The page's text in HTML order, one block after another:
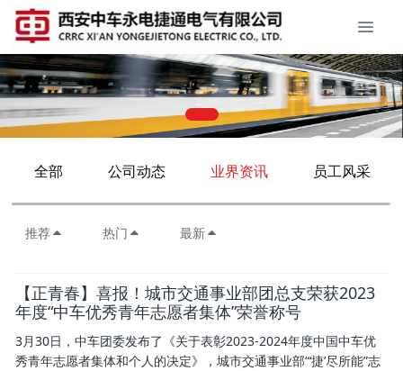
全部 公司动态 业界资讯 员工风采
推荐 热门 最新
【正青春】喜报！城市交通事业部团总支荣获2023
年度“中车优秀青年志愿者集体”荣誉称号
3月30日，中车团委发布了《关于表彰2023-2024年度中国中车优
秀青年志愿者集体和个人的决定》，城市交通事业部“‘捷’尽所能”志